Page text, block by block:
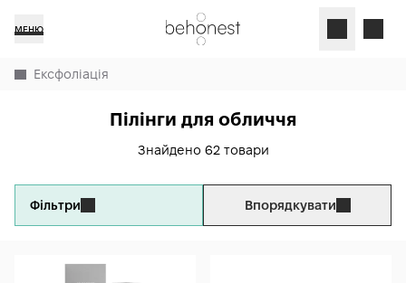
МЕНЮ
Ексфоліація
Пілінги для обличчя
Знайдено 62 товари
Фільтри Впорядкувати